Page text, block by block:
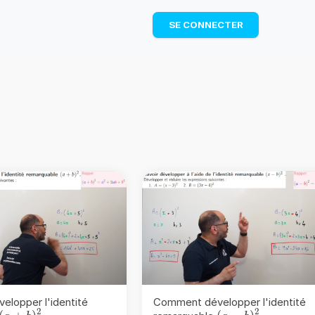
TÉLÉCHARGER
SE CONNECTER
l'identité
2
Comment développer l'identité
2